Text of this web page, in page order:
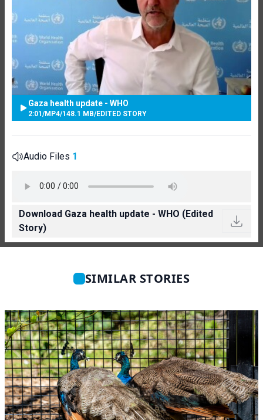
Gaza health update - WHO
2:01 /MP4/148.1 MB/EDITED STORY
Audio Files 1
Download Gaza health update - WHO (Edited
Story)
SIMILAR STORIES